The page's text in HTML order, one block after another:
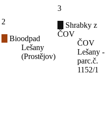
2
Bioodpad
Lešany
(Prostějov)
3
Shrabky z
ČOV
ČOV
Lešany -
parc.č.
1152/1